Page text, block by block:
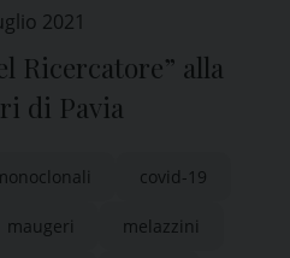
2021
Ricercatore” alla
di Pavia
covid-19
maugeri melazzini